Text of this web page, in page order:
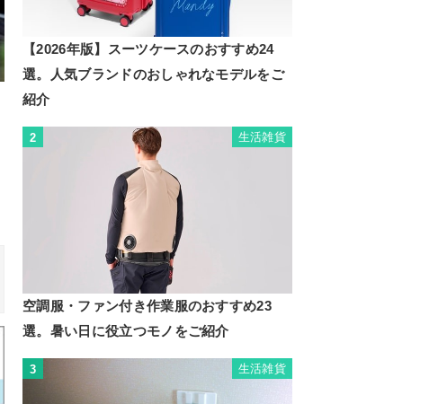
【2026年版】スーツケースのおすすめ24
選。人気ブランドのおしゃれなモデルをご
紹介
2 生活雑貨
空調服・ファン付き作業服のおすすめ23
選。暑い日に役立つモノをご紹介
3 生活雑貨